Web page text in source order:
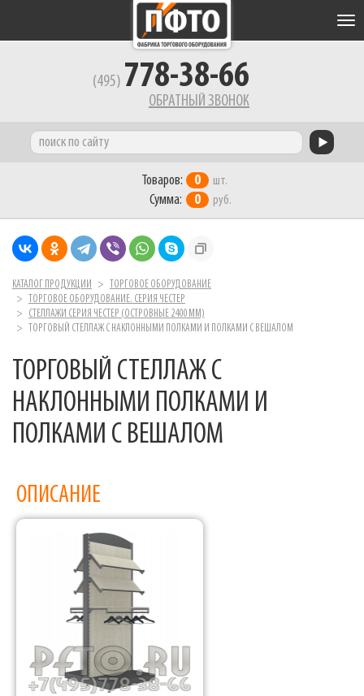
(495) 778-38-66
ОБРАТНЫЙ ЗВОНОК
Товаров: 0 шт.
Сумма: 0 руб.
КАТАЛОГ ПРОДУКЦИИ
ТОРГОВОЕ ОБОРУДОВАНИЕ
ТОРГОВОЕ ОБОРУДОВАНИЕ. СЕРИЯ ЧЕСТЕР
СТЕЛЛАЖИ СЕРИЯ ЧЕСТЕР (ОСТРОВНЫЕ 2400 ММ)
ТОРГОВЫЙ СТЕЛЛАЖ С НАКЛОННЫМИ ПОЛКАМИ И ПОЛКАМИ С ВЕШАЛОМ
ТОРГОВЫЙ СТЕЛЛАЖ С
НАКЛОННЫМИ ПОЛКАМИ И
ПОЛКАМИ С ВЕШАЛОМ
ОПИСАНИЕ